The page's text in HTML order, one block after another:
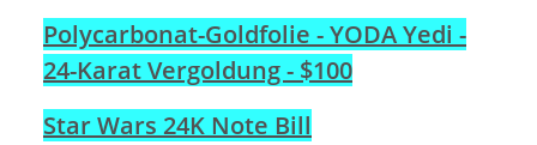
Polycarbonat-Goldfolie - YODA Yedi -
24-Karat Vergoldung - $100
Star Wars 24K Note Bill